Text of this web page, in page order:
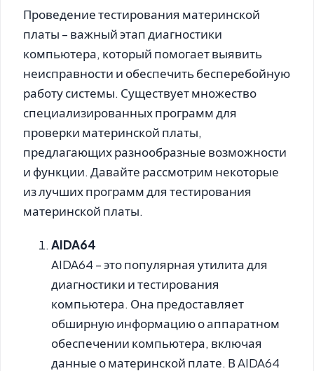
Проведение тестирования материнской
платы – важный этап диагностики
компьютера, который помогает выявить
неисправности и обеспечить бесперебойную
работу системы. Существует множество
специализированных программ для
проверки материнской платы,
предлагающих разнообразные возможности
и функции. Давайте рассмотрим некоторые
из лучших программ для тестирования
материнской платы.
AIDA64
AIDA64 – это популярная утилита для
диагностики и тестирования
компьютера. Она предоставляет
обширную информацию о аппаратном
обеспечении компьютера, включая
данные о материнской плате. В AIDA64